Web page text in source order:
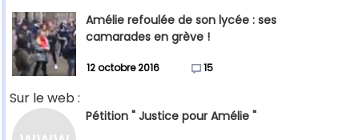
Amélie refoulée de son lycée : ses
camarades en grève !
12 octobre 2016 15
Sur le web :
Pétition " Justice pour Amélie "